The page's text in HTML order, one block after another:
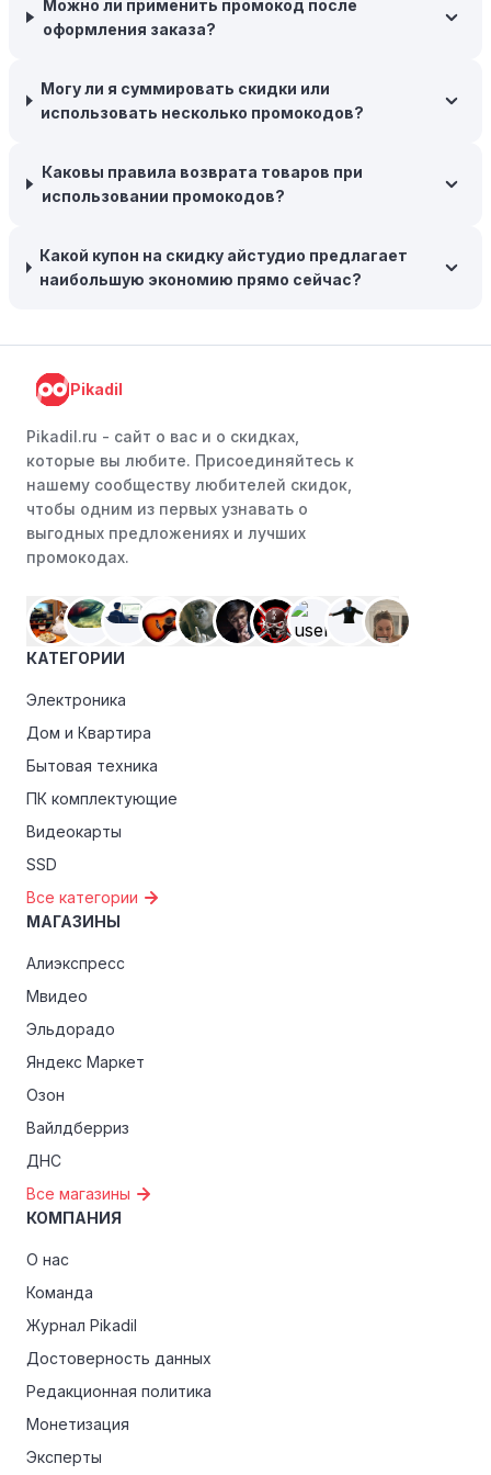
складские запасы. Планируйте заранее и покупайте
товары на следующий сезон, когда они будут в
Возможность бесплатной доставки:Большинство
магазины предоставляют бесплатную доставку при
заказе на сумму, превышающую определенную,
нескольких товаром в одном заказе.
Следите за социальными сетями:
или Instagram. Ритейлеры часто делятся со своими
акциями.
Программы лояльности:Присоединяйтесь к
программам лояльности, предлагаемым интернет-
магазинами, чтобы пользоваться такими
преимуществами, как скидки только для участников,
ранний доступ к распродажам или эксклюзивным
акциям.
критериям, проверьте, предоставляет ли айстудио
эксклюзивные скидки для студентов, ветеранов или
пенсионеров.
Можно ли применить промокод после
оформления заказа?
Могу ли я суммировать скидки или
использовать несколько промокодов?
Каковы правила возврата товаров при
использовании промокодов?
Какой купон на скидку айстудио предлагает
наибольшую экономию прямо сейчас?
Pikadil
Pikadil.ru - cайт о вас и о скидках,
которые вы любите. Присоединяйтесь к
нашему сообществу любителей скидок,
чтобы одним из первых узнавать о
выгодных предложениях и лучших
промокодах.
КАТЕГОРИИ
Электроника
Дом и Квартира
Бытовая техника
ПК комплектующие
Видеокарты
SSD
Все категории
МАГАЗИНЫ
Алиэкспресс
Мвидео
Эльдорадо
Яндекс Маркет
Озон
Вайлдберриз
ДНС
Все магазины
КОМПАНИЯ
О нас
Команда
Журнал Pikadil
Достоверность данных
Редакционная политика
Монетизация
Эксперты